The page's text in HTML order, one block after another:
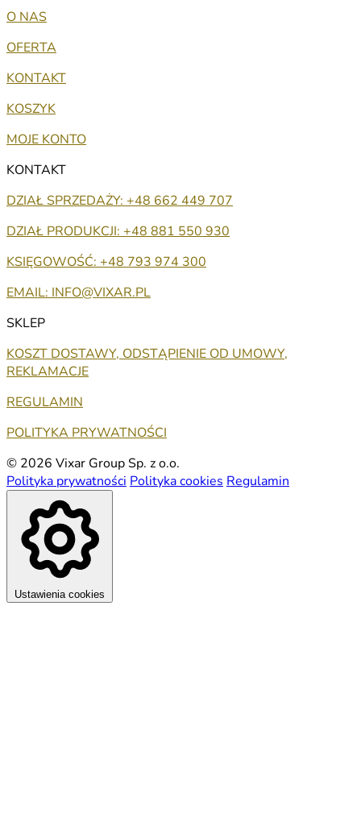
O NAS
OFERTA
KONTAKT
KOSZYK
MOJE KONTO
KONTAKT
DZIAŁ SPRZEDAŻY: +48 662 449 707
DZIAŁ PRODUKCJI: +48 881 550 930
KSIĘGOWOŚĆ: +48 793 974 300
EMAIL: INFO@VIXAR.PL
SKLEP
KOSZT DOSTAWY, ODSTĄPIENIE OD UMOWY,
REKLAMACJE
REGULAMIN
POLITYKA PRYWATNOŚCI
© 2026 Vixar Group Sp. z o.o.
Polityka prywatności Polityka cookies Regulamin
Ustawienia cookies